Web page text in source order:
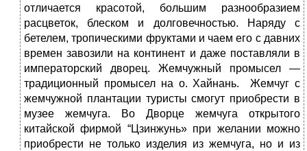
отличается красотой, большим разнообразием
расцветок, блеском и долговечностью. Наряду с
бетелем, тропическими фруктами и чаем его с давних
времен завозили на континент и даже поставляли в
императорский дворец. Жемчужный промысел —
традиционный промысел на о. Хайнань. Жемчуг с
жемчужной плантации туристы смогут приобрести в
музее жемчуга. Во Дворце жемчуга открытого
китайской фирмой “Цзинжунь» при желании можно
приобрести не только изделия из жемчуга, но и из